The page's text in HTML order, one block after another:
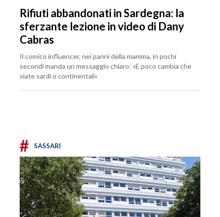
Rifiuti abbandonati in Sardegna: la
sferzante lezione in video di Dany
Cabras
Il comico influencer, nei panni della mamma, in pochi
secondi manda un messaggio chiaro: «E poco cambia che
siate sardi o continentali»
# SASSARI